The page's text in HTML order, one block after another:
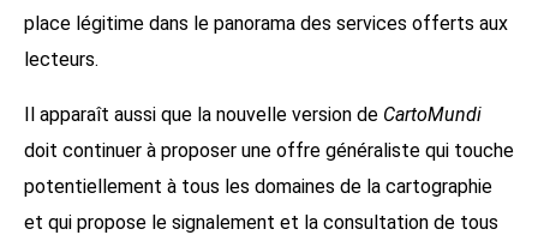
place légitime dans le panorama des services offerts aux
lecteurs.
Il apparaît aussi que la nouvelle version de CartoMundi
doit continuer à proposer une offre généraliste qui touche
potentiellement à tous les domaines de la cartographie
et qui propose le signalement et la consultation de tous